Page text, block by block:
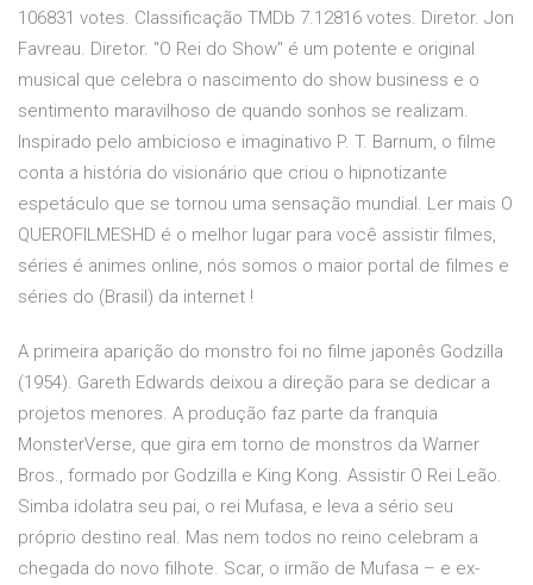
106831 votes. Classificação TMDb 7.12816 votes. Diretor. Jon
Favreau. Diretor. "O Rei do Show" é um potente e original
musical que celebra o nascimento do show business e o
sentimento maravilhoso de quando sonhos se realizam.
Inspirado pelo ambicioso e imaginativo P. T. Barnum, o filme
conta a história do visionário que criou o hipnotizante
espetáculo que se tornou uma sensação mundial. Ler mais O
QUEROFILMESHD é o melhor lugar para você assistir filmes,
séries é animes online, nós somos o maior portal de filmes e
séries do (Brasil) da internet !
A primeira aparição do monstro foi no filme japonês Godzilla
(1954). Gareth Edwards deixou a direção para se dedicar a
projetos menores. A produção faz parte da franquia
MonsterVerse, que gira em torno de monstros da Warner
Bros., formado por Godzilla e King Kong. Assistir O Rei Leão.
Simba idolatra seu pai, o rei Mufasa, e leva a sério seu
próprio destino real. Mas nem todos no reino celebram a
chegada do novo filhote. Scar, o irmão de Mufasa – e ex-